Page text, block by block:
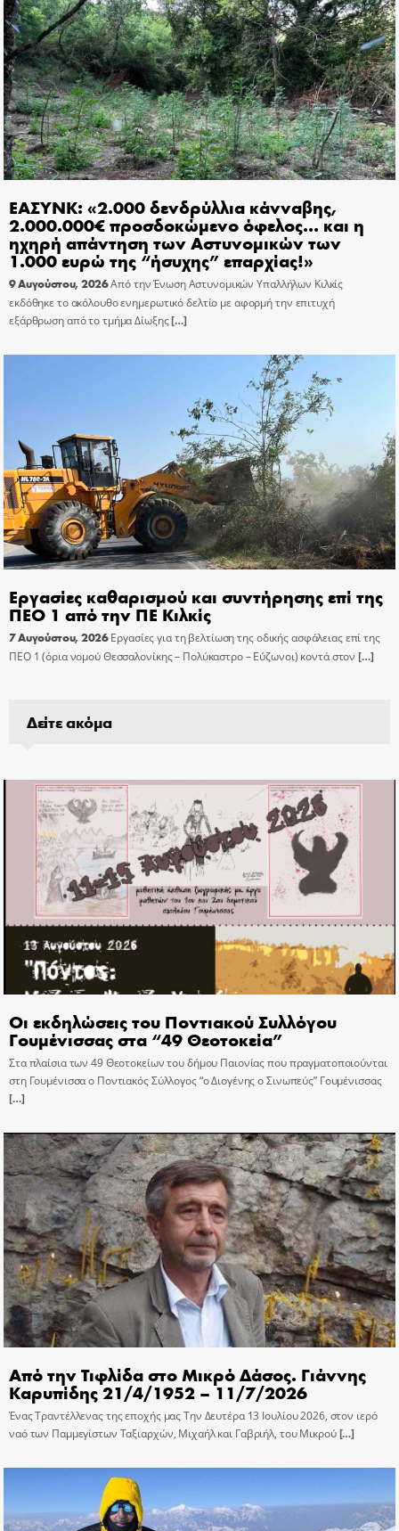
ΕΑΣΥΝΚ: «2.000 δενδρύλλια κάνναβης,
2.000.000€ προσδοκώμενο όφελος… και η
ηχηρή απάντηση των Αστυνομικών των
1.000 ευρώ της “ήσυχης” επαρχίας!»
9 Αυγούστου, 2026Από την Ένωση Αστυνομικών Υπαλλήλων Κιλκίς
εκδόθηκε το ακόλουθο ενημερωτικό δελτίο με αφορμή την επιτυχή
εξάρθρωση από το τμήμα Δίωξης[…]
Εργασίες καθαρισμού και συντήρησης επί της
ΠΕΟ 1 από την ΠΕ Κιλκίς
7 Αυγούστου, 2026 Εργασίες για τη βελτίωση της οδικής ασφάλειας επί της
ΠΕΟ 1 (όρια νομού Θεσσαλονίκης – Πολύκαστρο – Εύζωνοι) κοντά στον […]
Δείτε ακόμα
Οι εκδηλώσεις του Ποντιακού Συλλόγου
Γουμένισσας στα “49 Θεοτοκεία”
Στα πλαίσια των 49 Θεοτοκείων του δήμου Παιονίας που πραγματοποιούνται
στη Γουμένισσα ο Ποντιακός Σύλλογος “ο Διογένης ο Σινωπεύς” Γουμένισσας
[…]
Από την Τιφλίδα στο Μικρό Δάσος. Γιάννης
Καρυπίδης 21/4/1952 – 11/7/2026
Ένας Τραντέλλενας της εποχής μας Την Δευτέρα 13 Ιουλίου 2026, στον ιερό
ναό των Παμμεγίστων Ταξιαρχών, Μιχαήλ και Γαβριήλ, του Μικρού[…]